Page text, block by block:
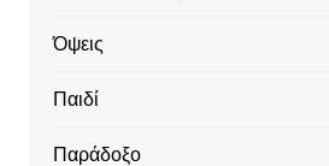
Όψεις
Παιδί
Παράδοξο